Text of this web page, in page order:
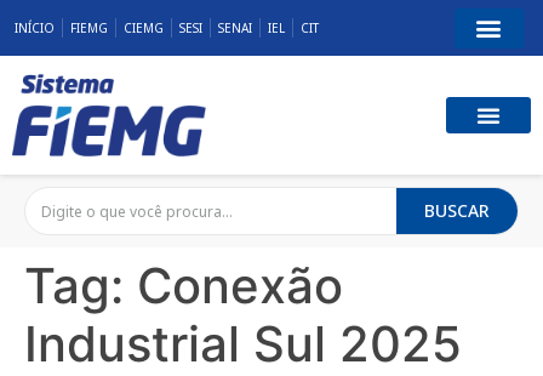
INÍCIO FIEMG CIEMG SESI SENAI IEL CIT
BUSCAR
Tag: Conexão
Industrial Sul 2025